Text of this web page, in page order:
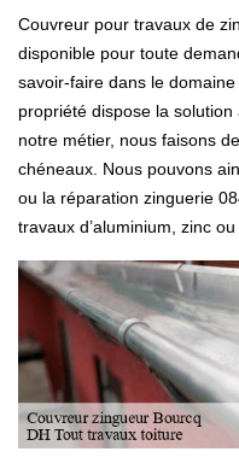
Couvreur pour travaux de
disponible pour toute
savoir-faire dans le
propriété dispose la
notre métier, nous faisons
chéneaux. Nous pouvons
ou la réparation zinguerie
travaux d’aluminium, zinc ou